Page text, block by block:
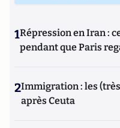
1Répression en Iran :
pendant que Paris
2Immigration : les
après Ceuta